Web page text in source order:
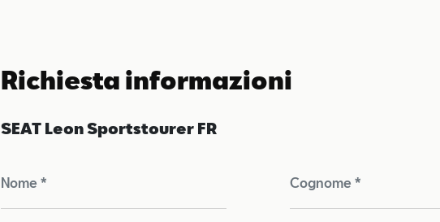
Richiesta informazioni
SEAT Leon Sportstourer FR
Nome * Cognome *